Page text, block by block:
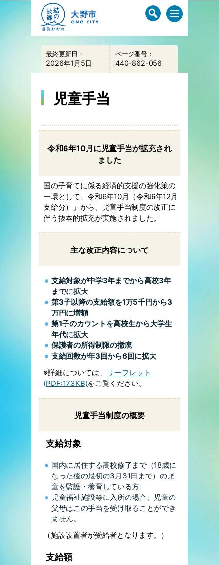
このページの本文へ移動
最終更新日：
2026年1月5日
ページ番号：
440-862-056
児童手当
令和6年10月に児童手当が拡充され
ました
国の子育てに係る経済的支援の強化策の
一環として、令和6年10月（令和6年12月
支給分）」から、児童手当制度の改正に
伴う抜本的拡充が実施されました。
主な改正内容について
支給対象が中学3年までから高校3年
までに拡大
第3子以降の支給額を1万5千円から3
万円に増額
第1子のカウントを高校生から大学生
年代に拡大
保護者の所得制限の撤廃
支給回数が年3回から6回に拡大
※詳細については、
リーフレット
(PDF:173KB)をご覧ください。
児童手当制度の概要
支給対象
国内に居住する高校修了まで（18歳に
なった後の最初の3月31日まで）の児
童を監護・養育している方
児童福祉施設等に入所の場合、児童の
父母はこの手当を受け取ることができ
ません。
（施設設置者が受給者となります。）
支給額